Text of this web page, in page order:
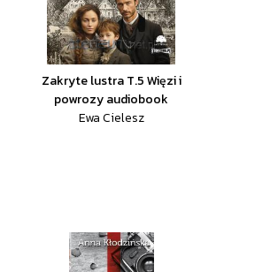
Zakryte lustra T.5 Więzi i
powrozy audiobook
Ewa Cielesz